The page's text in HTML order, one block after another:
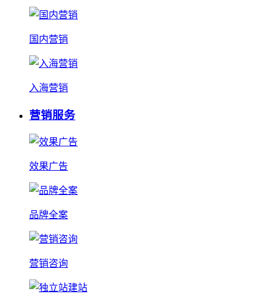
国内营销
入海营销
营销服务
效果广告
品牌全案
营销咨询